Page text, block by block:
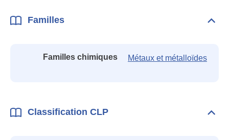
Familles
Familles chimiques Métaux et métalloïdes
Classification CLP